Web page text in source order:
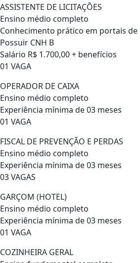
ASSISTENTE DE LICITAÇÕES
Ensino médio completo
Conhecimento prático em portais de
Possuir CNH B
Salário R$ 1.700,00 + benefícios
01 VAGA
OPERADOR DE CAIXA
Ensino médio completo
Experiência mínima de 03 meses
01 VAGA
FISCAL DE PREVENÇÃO E PERDAS
Ensino médio completo
Experiência mínima de 03 meses
03 VAGAS
GARÇOM (HOTEL)
Ensino médio completo
Experiência mínima de 03 meses
01 VAGA
COZINHEIRA GERAL